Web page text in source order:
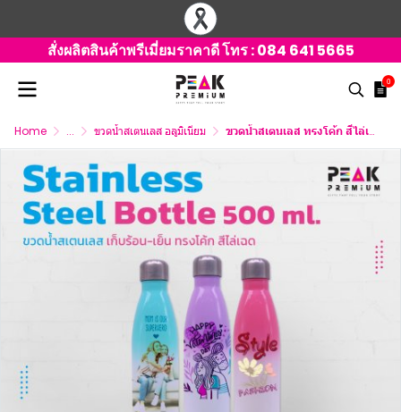
สั่งผลิตสินค้าพรีเมี่ยมราคาดี โทร :084 641 5665
0
Home ... ขวดน้ำสเตนเลส อลูมิเนียม ขวดน้ำสเตนเลส ทรงโค้ก สีไล่เฉด ขนาด 500 ml.